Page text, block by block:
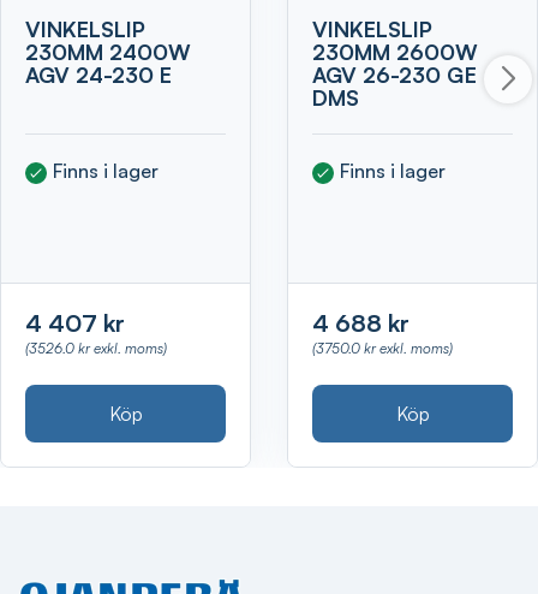
VINKELSLIP
230MM 2400W
AGV 24-230 E
Finns i lager
4 407 kr
(3526.0 kr exkl. moms)
Köp
VINKELSLIP
230MM 2600W
AGV 26-230 GE
DMS
Finns i lager
4 688 kr
(3750.0 kr exkl. moms)
Köp